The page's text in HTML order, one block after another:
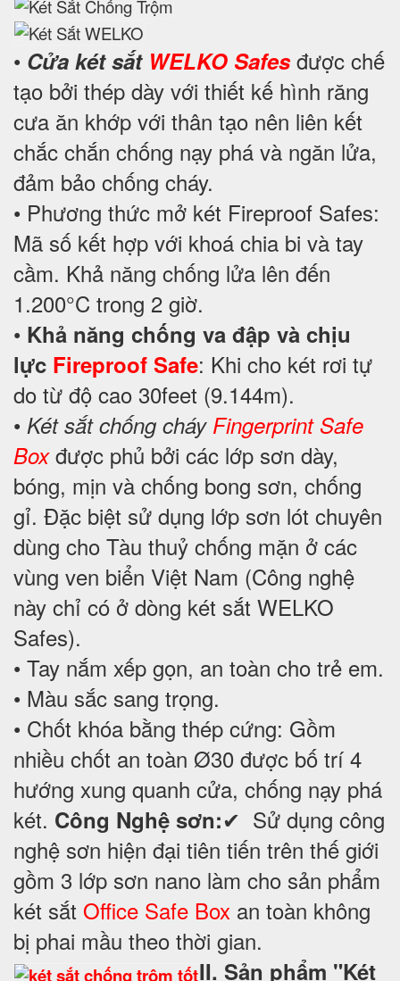
• Cửa két sắt WELKO Safesđược chế
tạo bởi thép dày với thiết kế hình răng
cưa ăn khớp với thân tạo nên liên kết
chắc chắn chống nạy phá và ngăn lửa,
đảm bảo chống cháy.
• Phương thức mở két Fireproof Safes:
Mã số kết hợp với khoá chia bi và tay
cầm. Khả năng chống lửa lên đến
1.200°C trong 2 giờ.
• Khả năng chống va đập và chịu
lực Fireproof Safe: Khi cho két rơi tự
do từ độ cao 30feet (9.144m).
• Két sắt chống cháy Fingerprint Safe
Boxđược phủ bởi các lớp sơn dày,
bóng, mịn và chống bong sơn, chống
gỉ. Đặc biệt sử dụng lớp sơn lót chuyên
dùng cho Tàu thuỷ chống mặn ở các
vùng ven biển Việt Nam (Công nghệ
này chỉ có ở dòng két sắt WELKO
Safes).
• Tay nắm xếp gọn, an toàn cho trẻ em.
• Màu sắc sang trọng.
• Chốt khóa bằng thép cứng: Gồm
nhiều chốt an toàn Ø30 được bố trí 4
hướng xung quanh cửa, chống nạy phá
két. Công Nghệ sơn:✔ Sử dụng công
nghệ sơn hiện đại tiên tiến trên thế giới
gồm 3 lớp sơn nano làm cho sản phẩm
két sắt Office Safe Box an toàn không
bị phai mầu theo thời gian.
II. Sản phẩm "Két